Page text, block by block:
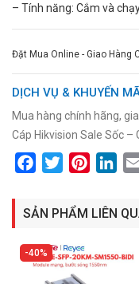
– Tính năng: Cắm và
Đặt Mua Online - Giao Hàng
DỊCH VỤ & KHUYẾN
Mua hàng chính hãng,
Cáp Hikvision Sale Sốc –
FacebookTwitter
SẢN PHẨM LIÊN
40%